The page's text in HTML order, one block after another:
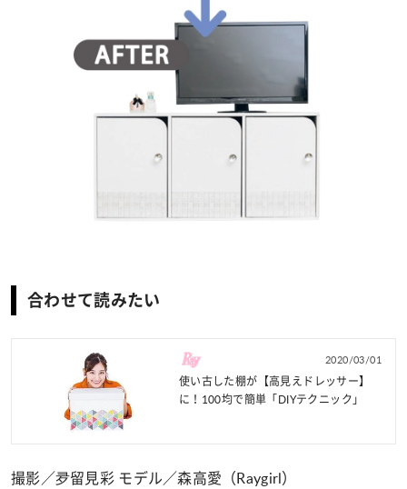
合わせて読みたい
2020/03/01
使い古した棚が【高見えドレッサー】
に！100均で簡単「DIYテクニック」
撮影／夛留見彩 モデル／森高愛（Raygirl）